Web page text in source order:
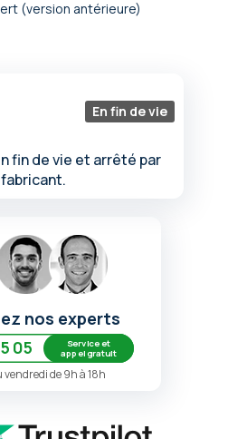
(version antérieure)
En fin de vie
fin de vie et arrêté par
nos experts
05
Service et
appel gratuit
de 9h à 18h